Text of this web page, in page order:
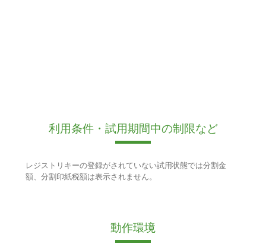
利用条件・試用期間中の制限など
レジストリキーの登録がされていない試用状態では分割金
額、分割印紙税額は表示されません。
動作環境